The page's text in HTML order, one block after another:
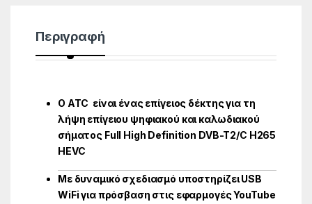
Περιγραφή
Ο ATC είναι ένας επίγειος δέκτης για τη
λήψη επίγειου ψηφιακού και καλωδιακού
σήματος Full High Definition DVB-T2/C Η265
HEVC
Με δυναμικό σχεδιασμό υποστηρίζει USB
WiFi για πρόσβαση στις εφαρμογές YouTube